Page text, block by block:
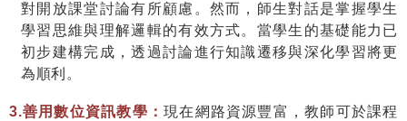
對開放課堂討論有所顧慮。然而，師生對話是掌握學生
學習思維與理解邏輯的有效方式。當學生的基礎能力已
初步建構完成，透過討論進行知識遷移與深化學習將更
為順利。
3.善用數位資訊教學：現在網路資源豐富 ，教師可於課程